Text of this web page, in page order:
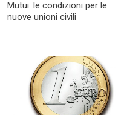
Mutui: le condizioni per le
nuove unioni civili